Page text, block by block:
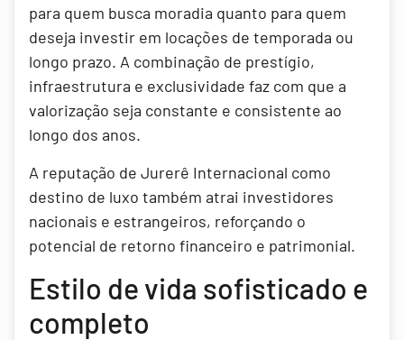
para quem busca moradia quanto para quem
deseja investir em locações de temporada ou
longo prazo. A combinação de prestígio,
infraestrutura e exclusividade faz com que a
valorização seja constante e consistente ao
longo dos anos.
A reputação de Jurerê Internacional como
destino de luxo também atrai investidores
nacionais e estrangeiros, reforçando o
potencial de retorno financeiro e patrimonial.
Estilo de vida sofisticado e
completo